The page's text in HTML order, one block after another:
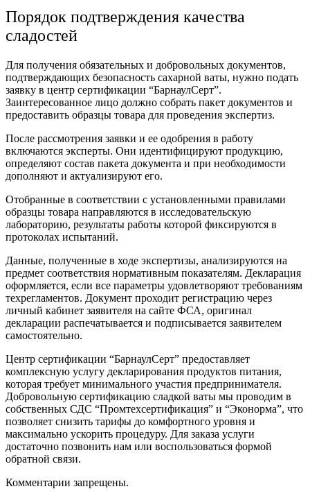
Порядок подтверждения качества
сладостей
Для получения обязательных и добровольных документов,
подтверждающих безопасность сахарной ваты, нужно подать
заявку в центр сертификации “БарнаулСерт”.
Заинтересованное лицо должно собрать пакет документов и
предоставить образцы товара для проведения экспертиз.
После рассмотрения заявки и ее одобрения в работу
включаются эксперты. Они идентифицируют продукцию,
определяют состав пакета документа и при необходимости
дополняют и актуализируют его.
Отобранные в соответствии с установленными правилами
образцы товара направляются в исследовательскую
лабораторию, результаты работы которой фиксируются в
протоколах испытаний.
Данные, полученные в ходе экспертизы, анализируются на
предмет соответствия нормативным показателям. Декларация
оформляется, если все параметры удовлетворяют требованиям
техрегламентов. Документ проходит регистрацию через
личный кабинет заявителя на сайте ФСА, оригинал
декларации распечатывается и подписывается заявителем
самостоятельно.
Центр сертификации “БарнаулСерт” предоставляет
комплексную услугу декларирования продуктов питания,
которая требует минимального участия предпринимателя.
Добровольную сертификацию сладкой ваты мы проводим в
собственных СДС “Промтехсертификация” и “Эконорма”, что
позволяет снизить тарифы до комфортного уровня и
максимально ускорить процедуру. Для заказа услуги
достаточно позвонить нам или воспользоваться формой
обратной связи.
Комментарии запрещены.